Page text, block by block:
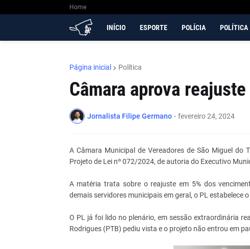
Home
INÍCIO ESPORTE POLÍCIA POLÍTICA
Página inicial Política
Câmara aprova
Jornalista Filipe Germano - fevereiro 24, 2024
A Câmara Municipal de Vereadores de São Miguel
Projeto de Lei nº 072/2024, de autoria do Executivo
A matéria trata sobre o reajuste em 5% dos
demais servidores municipais em geral, o PL estabelece
O PL já foi lido no plenário, em sessão extraordinária
Rodrigues (PTB) pediu vista e o projeto não entrou em